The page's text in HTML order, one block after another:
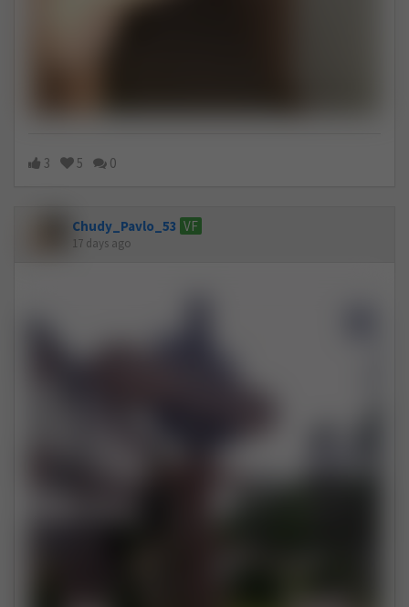
3 5 0
Chudy_Pavlo_53 VF
17 days ago